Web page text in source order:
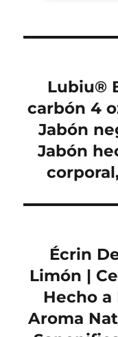
entradas
Entrada
anterior:
Lubiu®
carbón 4
Jabón
Jabón
Entrada
siguiente:
Écrin
Limón |
Hecho a
Aroma